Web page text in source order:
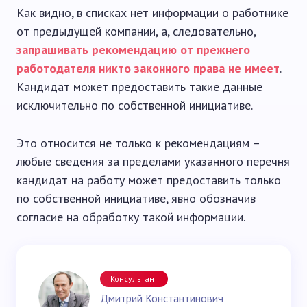
Как видно, в списках нет информации о работнике
от предыдущей компании, а, следовательно,
запрашивать рекомендацию от прежнего
работодателя никто законного права не имеет.
Кандидат может предоставить такие данные
исключительно по собственной инициативе.
Это относится не только к рекомендациям –
любые сведения за пределами указанного перечня
кандидат на работу может предоставить только
по собственной инициативе, явно обозначив
согласие на обработку такой информации.
Консультант
Дмитрий Константинович